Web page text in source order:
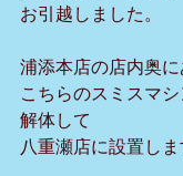
お引越しました。
浦添本店の店内奥
こちらのスミスマ
解体して
八重瀬店に設置しま